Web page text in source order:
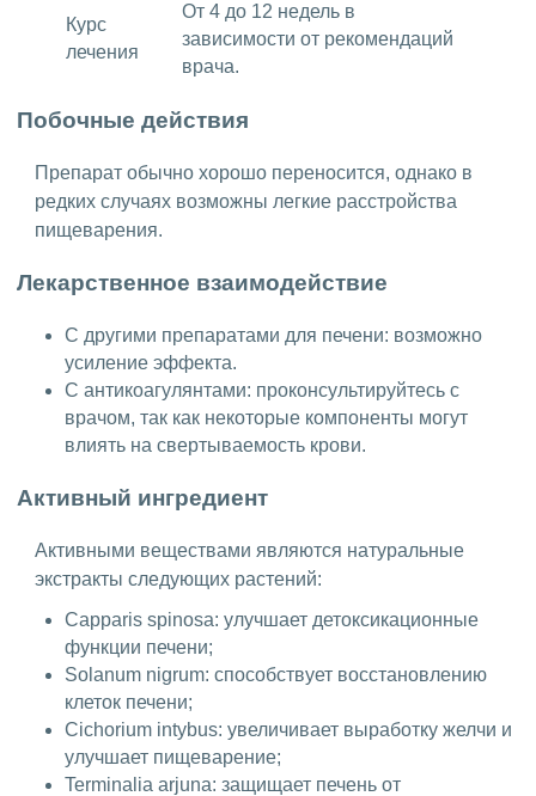
Курс
лечения
От 4 до 12 недель в
зависимости от рекомендаций
врача.
Побочные действия
Препарат обычно хорошо переносится, однако в
редких случаях возможны легкие расстройства
пищеварения.
Лекарственное взаимодействие
С другими препаратами для печени: возможно
усиление эффекта.
С антикоагулянтами: проконсультируйтесь с
врачом, так как некоторые компоненты могут
влиять на свертываемость крови.
Активный ингредиент
Активными веществами являются натуральные
экстракты следующих растений:
Capparis spinosa: улучшает детоксикационные
функции печени;
Solanum nigrum: способствует восстановлению
клеток печени;
Cichorium intybus: увеличивает выработку желчи и
улучшает пищеварение;
Terminalia arjuna: защищает печень от